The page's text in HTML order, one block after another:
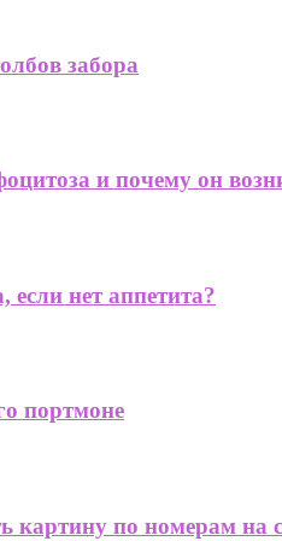
забора
и почему он
нет аппетита?
портмоне
картину по номерам на